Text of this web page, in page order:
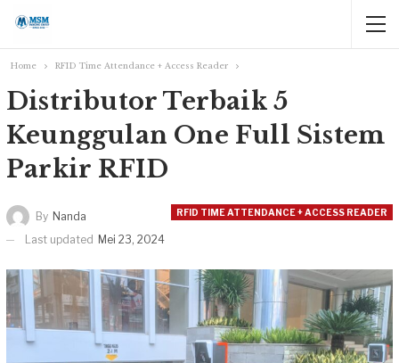
Home RFID Time Attendance + Access Reader
Distributor Terbaik 5
Keunggulan One Full Sistem
Parkir RFID
RFID TIME ATTENDANCE + ACCESS READER
By Nanda
Last updated Mei 23, 2024